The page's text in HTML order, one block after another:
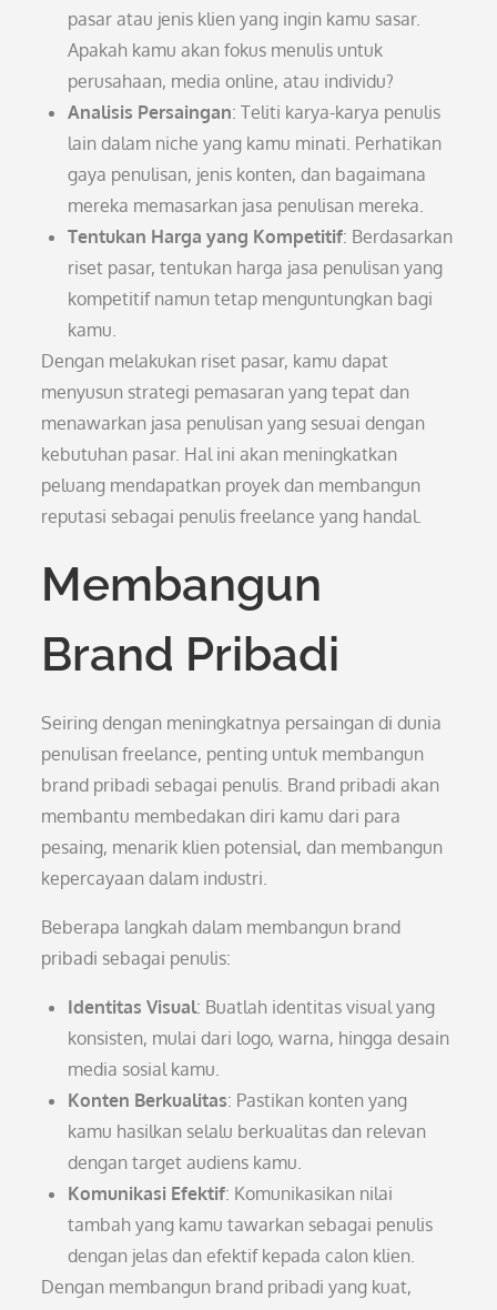
pasar atau jenis klien yang ingin kamu sasar.
Apakah kamu akan fokus menulis untuk
perusahaan, media online, atau individu?
Analisis Persaingan: Teliti karya-karya penulis
lain dalam niche yang kamu minati. Perhatikan
gaya penulisan, jenis konten, dan bagaimana
mereka memasarkan jasa penulisan mereka.
Tentukan Harga yang Kompetitif: Berdasarkan
riset pasar, tentukan harga jasa penulisan yang
kompetitif namun tetap menguntungkan bagi
kamu.
Dengan melakukan riset pasar, kamu dapat
menyusun strategi pemasaran yang tepat dan
menawarkan jasa penulisan yang sesuai dengan
kebutuhan pasar. Hal ini akan meningkatkan
peluang mendapatkan proyek dan membangun
reputasi sebagai penulis freelance yang handal.
Membangun
Brand Pribadi
Seiring dengan meningkatnya persaingan di dunia
penulisan freelance, penting untuk membangun
brand pribadi sebagai penulis. Brand pribadi akan
membantu membedakan diri kamu dari para
pesaing, menarik klien potensial, dan membangun
kepercayaan dalam industri.
Beberapa langkah dalam membangun brand
pribadi sebagai penulis:
Identitas Visual: Buatlah identitas visual yang
konsisten, mulai dari logo, warna, hingga desain
media sosial kamu.
Konten Berkualitas: Pastikan konten yang
kamu hasilkan selalu berkualitas dan relevan
dengan target audiens kamu.
Komunikasi Efektif: Komunikasikan nilai
tambah yang kamu tawarkan sebagai penulis
dengan jelas dan efektif kepada calon klien.
Dengan membangun brand pribadi yang kuat,